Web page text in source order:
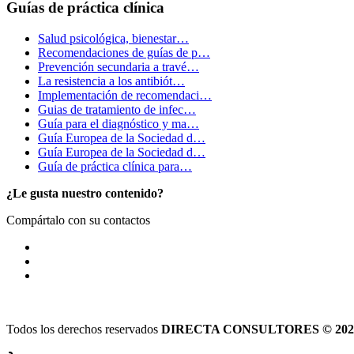
Guías de práctica clínica
Salud psicológica, bienestar…
Recomendaciones de guías de p…
Prevención secundaria a travé…
La resistencia a los antibiót…
Implementación de recomendaci…
Guias de tratamiento de infec…
Guía para el diagnóstico y ma…
Guía Europea de la Sociedad d…
Guía Europea de la Sociedad d…
Guía de práctica clínica para…
¿Le gusta nuestro contenido?
Compártalo con su contactos
Todos los derechos reservados DIRECTA CONSULTORES ©